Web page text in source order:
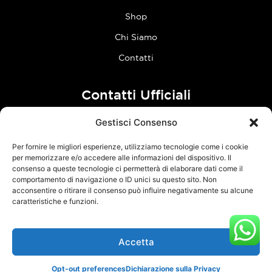
Gestisci Consenso
Per fornire le migliori esperienze, utilizziamo tecnologie come i cookie
per memorizzare e/o accedere alle informazioni del dispositivo. Il
consenso a queste tecnologie ci permetterà di elaborare dati come il
comportamento di navigazione o ID unici su questo sito. Non
acconsentire o ritirare il consenso può influire negativamente su alcune
caratteristiche e funzioni.
Accetta
Opt-out preferencesDichiarazione sulla Privacy
Shop
Chi Siamo
Contatti
Contatti Ufficiali
Follow Us
F
b
o
I
g
TCM Racing s.r.l.s. – Via Acque Alte, snc – 04100 Latina – P.Iva
03126380595 –Privacy Policy–Cookie Policy